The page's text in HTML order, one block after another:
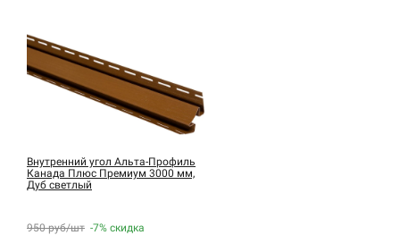
Внутренний угол Альта-Профиль
Канада Плюс Премиум 3000 мм,
Дуб светлый
950 руб/шт -7% скидка